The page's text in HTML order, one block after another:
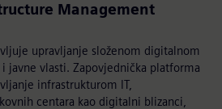
Management
upravljanje složenom digitalnom
javne vlasti. Zapovjednička platforma
infrastrukturom IT,
centara kao digitalni blizanci,